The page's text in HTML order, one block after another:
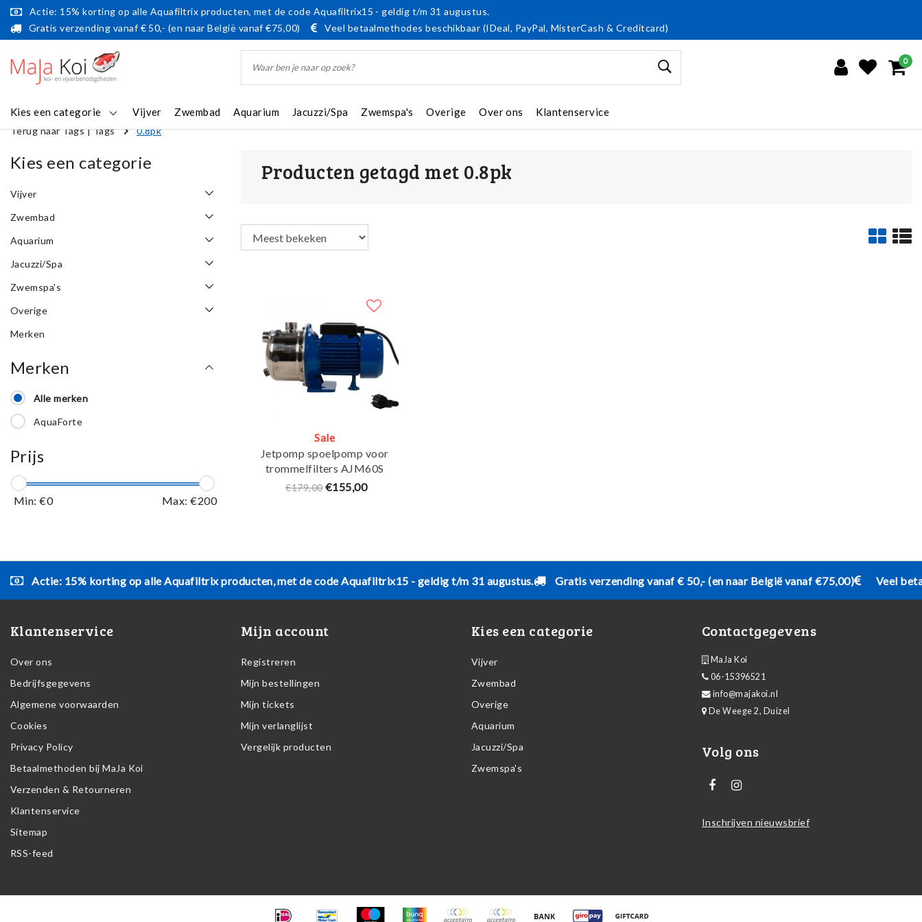
Actie: 15% korting op alle Aquafiltrix producten, met de code Aquafiltrix15 - geldig t/m 31 augustus.
Gratis verzending vanaf € 50,- (en naar België vanaf €75,00)
Veel betaalmethodes beschikbaar (IDeal, PayPal, MisterCash & Creditcard)
0
Kies een categorie Vijver Zwembad Aquarium Jacuzzi/Spa Zwemspa's Overige Over ons Klantenservice
Terug naar Tags|Tags 0.8pk
Kies een categorie
Vijver
Zwembad
Aquarium
Jacuzzi/Spa
Zwemspa's
Overige
Merken
Merken
Alle merken
AquaForte
Prijs
Min: €0 Max: €200
Producten getagd met 0.8pk
Sale
Jetpomp spoelpomp voor
trommelfilters AJM60S
0,8pk max. 2,8m³ / 4,2bar -
€179,00 €155,00
Actie: 15% korting op alle Aquafiltrix producten, met de code Aquafiltrix15 - geldig t/m 31 augustus. Gratis verzending vanaf € 50,- (en naar België vanaf €75,00) Veel
Klantenservice
Over ons
Bedrijfsgegevens
Algemene voorwaarden
Cookies
Privacy Policy
Betaalmethoden bij MaJa Koi
Verzenden & Retourneren
Klantenservice
Sitemap
RSS-feed
Mijn account
Registreren
Mijn bestellingen
Mijn tickets
Mijn verlanglijst
Vergelijk producten
Kies een categorie
Vijver
Zwembad
Overige
Aquarium
Jacuzzi/Spa
Zwemspa's
Contactgegevens
MaJa Koi
06-15396521
info@majakoi.nl
De Weege 2, Duizel
Volg ons
Inschrijven nieuwsbrief